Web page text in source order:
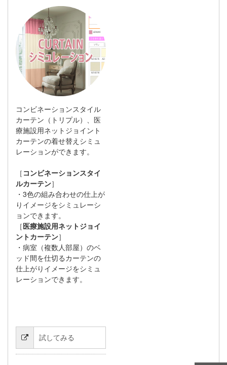
コンビネーションスタイル
カーテン（トリプル）、医
療施設用ネットジョイント
カーテンの着せ替えシミュ
レーションができます。
［ コンビネーションスタイ
ルカーテン］
・3色の組み合わせの仕上が
りイメージをシミュレーシ
ョンできます。
［医療施設用ネットジョイ
ントカーテン］
・病室（複数人部屋）のベ
ッド間を仕切るカーテンの
仕上がりイメージをシミュ
レーションできます。
試してみる